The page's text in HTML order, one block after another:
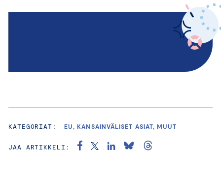
KATEGORIAT: EU, KANSAINVÄLISET ASIAT, MUUT
JAA ARTIKKELI: